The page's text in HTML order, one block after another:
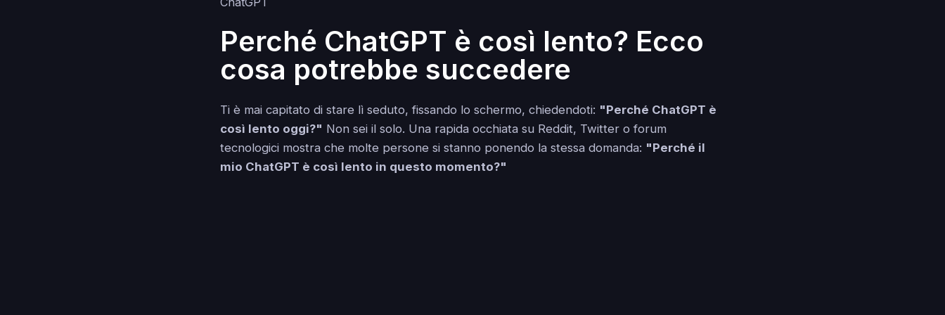
Perché ChatGPT è così lento? Ecco
cosa potrebbe succedere
Ti è mai capitato di stare lì seduto, fissando lo schermo, chiedendoti: "Perché ChatGPT è
così lento oggi?" Non sei il solo. Una rapida occhiata su Reddit, Twitter o forum
tecnologici mostra che molte persone si stanno ponendo la stessa domanda: "Perché il
mio ChatGPT è così lento in questo momento?"